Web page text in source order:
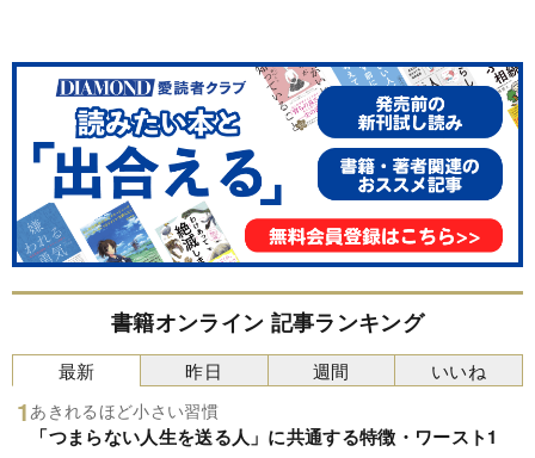
書籍オンライン 記事ランキング
最新
あきれるほど小さい習慣
「つまらない人生を送る人」に共通する特徴・ワースト1
昨日 週間 いいね